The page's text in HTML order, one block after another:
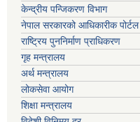
केन्द्रीय पन्जिकरण विभाग
नेपाल सरकारको आधिकारीक पोर्टल
राष्ट्रिय पुननिर्माण प्राधिकरण
गृह मन्त्रालय
अर्थ मन्त्रालय
लोकसेवा आयोग
शिक्षा मन्त्रालय